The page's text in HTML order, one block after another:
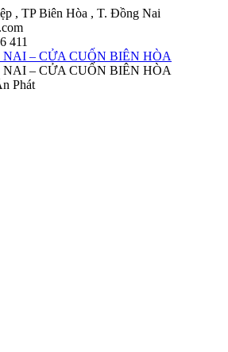
, TP Biên Hòa , T. Đồng Nai
411
Phát